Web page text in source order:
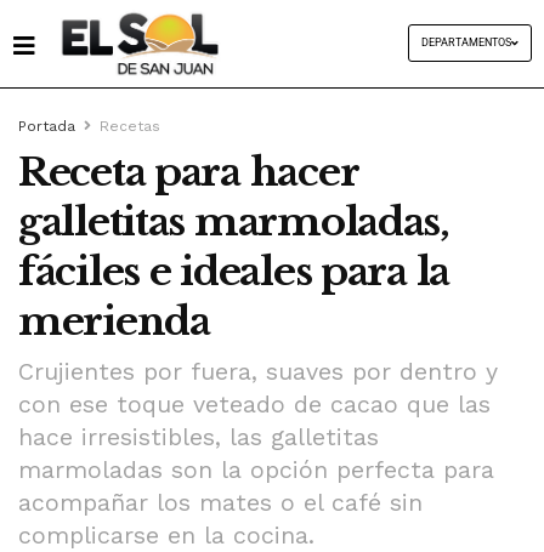
DEPARTAMENTOS
Portada Recetas
Receta para hacer
galletitas marmoladas,
fáciles e ideales para la
merienda
Crujientes por fuera, suaves por dentro y
con ese toque veteado de cacao que las
hace irresistibles, las galletitas
marmoladas son la opción perfecta para
acompañar los mates o el café sin
complicarse en la cocina.